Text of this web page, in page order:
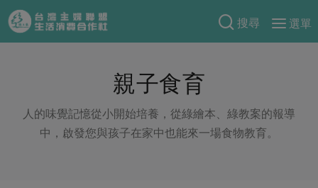
搜尋
選單
產品分類
一籃菜 當令水果
芽苗類 蕈菇類
食材
特別企畫
親子食育
人的味覺記憶從小開始培養，從綠繪本、綠教案的報導
中，啟發您與孩子在家中也能來一場食物教育。